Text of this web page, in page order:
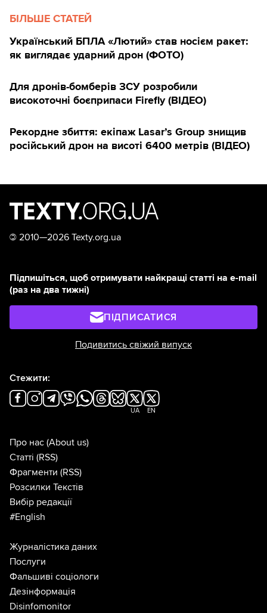
БІЛЬШЕ СТАТЕЙ
Український БПЛА «Лютий» став носієм ракет:
як виглядає ударний дрон (ФОТО)
Для дронів-бомберів ЗСУ розробили
високоточні боєприпаси Firefly (ВІДЕО)
Рекордне збиття: екіпаж Lasar’s Group знищив
російський дрон на висоті 6400 метрів (ВІДЕО)
© 2010—2026 Texty.org.ua
Підпишіться, щоб отримувати найкращі статті на e-mail
(раз на два тижні)
ПІДПИСАТИСЯ
Подивитись свіжий випуск
Стежити:
UA EN
Про нас (About us)
Статті (RSS)
Фрагменти (RSS)
Розсилки Текстів
Вибір редакції
#English
Журналістика даних
Послуги
Фальшиві соціологи
Дезінформація
Disinfomonitor